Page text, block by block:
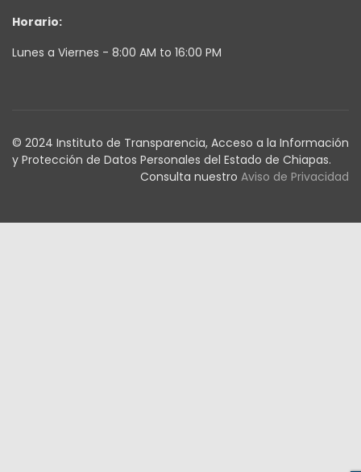
Horario:
Lunes a Viernes - 8:00 AM to 16:00 PM
© 2024 Instituto de Transparencia, Acceso a la Información
y Protección de Datos Personales del Estado de Chiapas.
Consulta nuestro Aviso de Privacidad